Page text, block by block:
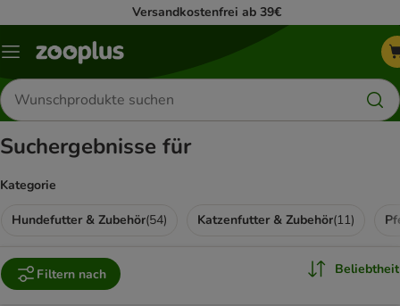
Versandkostenfrei ab 39€
Menü
Produkte
suchen
Suchergebnisse für
Kategorie
Hundefutter & Zubehör(54) Katzenfutter & Zubehör(11)
Filtern nach Beliebtheit